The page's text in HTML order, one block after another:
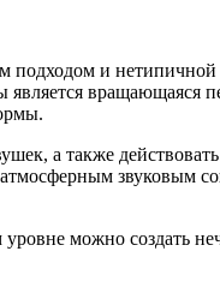
подходом и
вращающаяся
а также
звуковым
можно создать